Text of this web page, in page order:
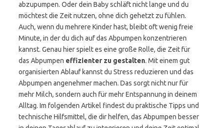
abzupumpen. Oder dein Baby schläft nicht lange und du
möchtest die Zeit nutzen, ohne dich gehetzt zu fühlen.
Auch, wenn du mehrere Kinder hast, bleibt oft wenig freie
Minute, in der du dich auf das Abpumpen konzentrieren
kannst. Genau hier spielt es eine große Rolle, die Zeit für
das Abpumpen effizienter zu gestalten. Mit einem gut
organisierten Ablauf kannst du Stress reduzieren und das
Abpumpen angenehmer machen. Das sorgt nicht nur für
mehr Milch, sondern auch für mehr Entspannung in deinem
Alltag. Im folgenden Artikel findest du praktische Tipps und
technische Hilfsmittel, die dir helfen, das Abpumpen besser